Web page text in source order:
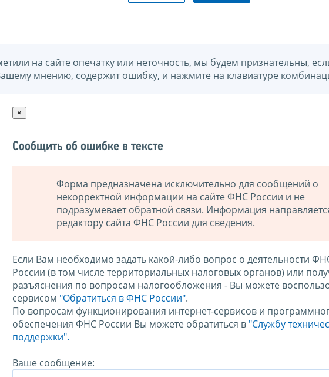
на сайте опечатку или неточность, мы будем признательны,
мнению, содержит ошибку, и нажмите на клавиатуре
×
Сообщить об ошибке в тексте
Форма предназначена исключительно для сообщений о
некорректной информации на сайте ФНС России и не
подразумевает обратной связи. Информация
редактору сайта ФНС России для сведения.
Если Вам необходимо задать какой-либо вопрос о деятельности
России (в том числе территориальных налоговых органов) или
разъяснения по вопросам налогообложения - Вы можете
сервисом "Обратиться в ФНС России".
По вопросам функционирования интернет-сервисов и
обеспечения ФНС России Вы можете обратиться в "Службу
поддержки".
Ваше сообщение: